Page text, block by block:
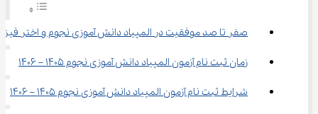
صفر تا صد موفقیت در المپیاد دانش آموزی نجوم و اختر
زمان ثبت نام آزمون المپیاد دانش آموزی نجوم​ 1405 – 1406
شرایط ثبت نام آزمون المپیاد دانش آموزی نجوم 1405 – 1406